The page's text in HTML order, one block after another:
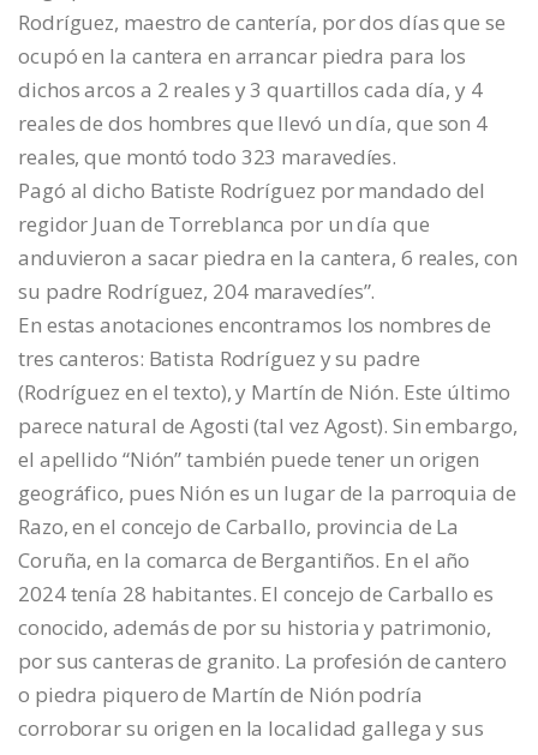
Rodríguez, maestro de cantería, por dos días que se
ocupó en la cantera en arrancar piedra para los
dichos arcos a 2 reales y 3 quartillos cada día, y 4
reales de dos hombres que llevó un día, que son 4
reales, que montó todo 323 maravedíes.
Pagó al dicho Batiste Rodríguez por mandado del
regidor Juan de Torreblanca por un día que
anduvieron a sacar piedra en la cantera, 6 reales, con
su padre Rodríguez, 204 maravedíes”.
En estas anotaciones encontramos los nombres de
tres canteros: Batista Rodríguez y su padre
(Rodríguez en el texto), y Martín de Nión. Este último
parece natural de Agosti (tal vez Agost). Sin embargo,
el apellido “Nión” también puede tener un origen
geográfico, pues Nión es un lugar de la parroquia de
Razo, en el concejo de Carballo, provincia de La
Coruña, en la comarca de Bergantiños. En el año
2024 tenía 28 habitantes. El concejo de Carballo es
conocido, además de por su historia y patrimonio,
por sus canteras de granito. La profesión de cantero
o piedra piquero de Martín de Nión podría
corroborar su origen en la localidad gallega y sus